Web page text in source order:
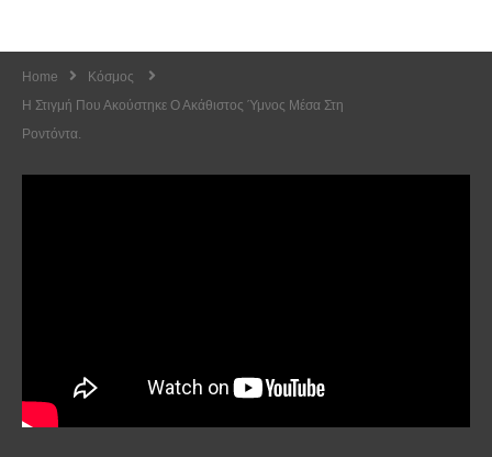
Home
Κόσμος
Η Στιγμή Που Ακούστηκε Ο Ακάθιστος Ύμνος Μέσα Στη
Ροντόντα.